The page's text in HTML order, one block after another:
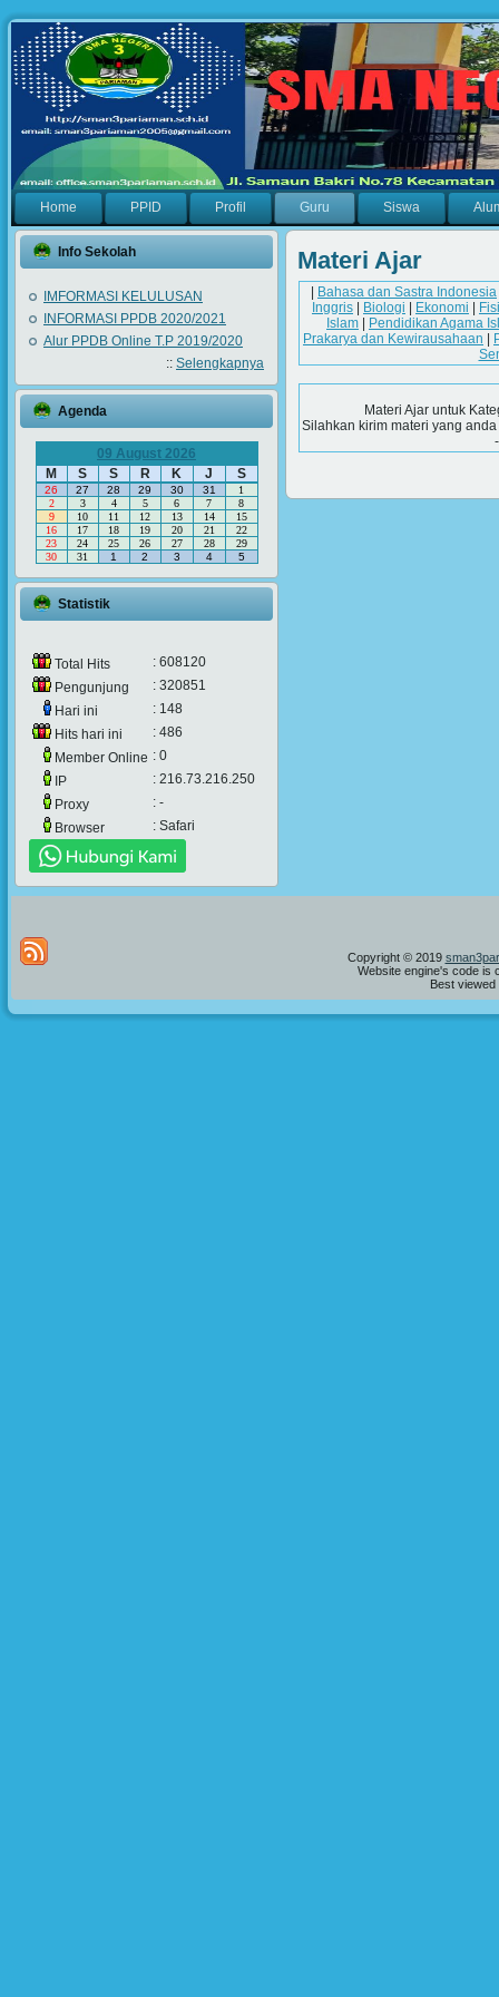
Home PPID Profil Guru Siswa
Info Sekolah
IMFORMASI KELULUSAN
INFORMASI PPDB 2020/2021
Alur PPDB Online T.P 2019/2020
:: Selengkapnya
Agenda
09 August 2026
M
S S R K J S
26 27 28 29 30 31
1
2
3 4 5 6 7
8
9
10 11 12 13 14
15
16
17 18 19 20 21
22
23
24 25 26 27 28
29
30
31 1 2 3 4 5
Statistik
Total Hits
: 608120
Pengunjung
: 320851
Hari ini
: 148
Hits hari ini
: 486
Member Online : 0
IP
: 216.73.216.250
Proxy
: -
Browser
: Safari
Materi Ajar
| Bahasa dan Sastra Indonesia
Inggris | Biologi | Ekonomi |
Islam | Pendidikan Agama
Prakarya dan Kewirausahaan |
Materi Ajar untuk
Silahkan kirim materi yang
Copyright © 2019
Website engine's code is
Best